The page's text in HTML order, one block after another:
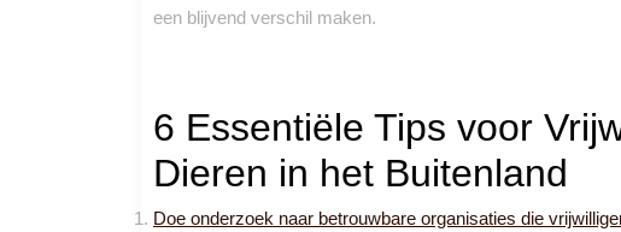
een blijvend verschil maken.
6 Essentiële Tips voor
Dieren in het Buitenland
Doe onderzoek naar betrouwbare organisaties die